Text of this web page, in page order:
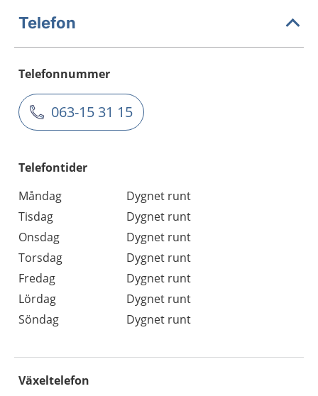
Telefon
Telefonnummer
063-15 31 15
Telefontider
Måndag
Dygnet runt
Tisdag
Dygnet runt
Onsdag
Dygnet runt
Torsdag
Dygnet runt
Fredag
Dygnet runt
Lördag
Dygnet runt
Söndag
Dygnet runt
Växeltelefon